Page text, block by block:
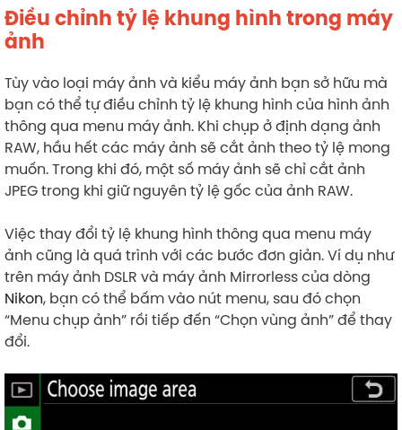
Điều chỉnh tỷ lệ khung hình trong máy
ảnh
Tùy vào loại máy ảnh và kiểu máy ảnh bạn sở hữu mà
bạn có thể tự điều chỉnh tỷ lệ khung hình của hình ảnh
thông qua menu máy ảnh. Khi chụp ở định dạng ảnh
RAW, hầu hết các máy ảnh sẽ cắt ảnh theo tỷ lệ mong
muốn. Trong khi đó, một số máy ảnh sẽ chỉ cắt ảnh
JPEG trong khi giữ nguyên tỷ lệ gốc của ảnh RAW.
Việc thay đổi tỷ lệ khung hình thông qua menu máy
ảnh cũng là quá trình với các bước đơn giản. Ví dụ như
trên máy ảnh DSLR và máy ảnh Mirrorless của dòng
Nikon, bạn có thể bấm vào nút menu, sau đó chọn
“Menu chụp ảnh” rồi tiếp đến “Chọn vùng ảnh” để thay
đổi.